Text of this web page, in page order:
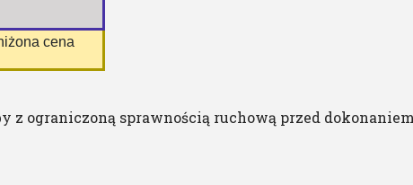
cena
z ograniczoną sprawnością ruchową przed